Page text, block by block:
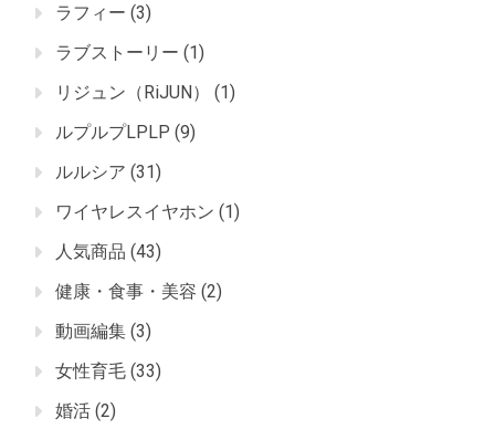
ラフィー (3)
ラブストーリー (1)
リジュン（RiJUN）
(1)
ルプルプLPLP (9)
ルルシア (31)
ワイヤレスイヤホン (1)
人気商品 (43)
健康・食事・美容 (2)
動画編集 (3)
女性育毛 (33)
婚活 (2)